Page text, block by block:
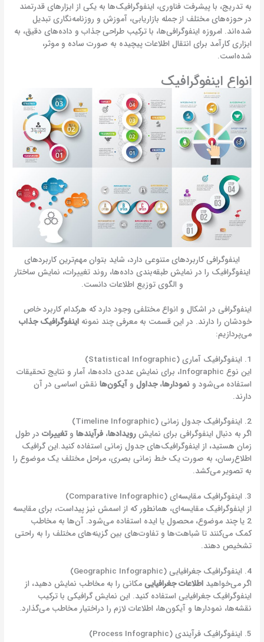
به تدریج، با پیشرفت فناوری، اینفوگرافیک‌ها به یکی از ابزارهای قدرتمند
در حوزه‌های مختلف از جمله بازاریابی، آموزش و روزنامه‌نگاری تبدیل
شده‌اند. امروزه اینفوگرافی‌ها، با ترکیب طراحی جذاب و داده‌های دقیق، به
ابزاری کارآمد برای انتقال اطلاعات پیچیده به صورت ساده و موثر،
شده‌است.
انواع اینفوگرافیک
اینفوگرافی کاربردهای متنوعی دارد، شاید بتوان مهم‌ترین کاربردهای
اینفوگرافیک را در نمایش طبقه‌بندی داده‌ها، روند تغییرات، نمایش ساختار
و الگوی توزیع اطلاعات دانست.
اینفوگرافی در اشکال و انواع مختلفی وجود دارد که هرکدام کاربرد خاص
خودشان را دارند. در این قسمت به معرفی چند نمونهاینفوگرافیک جذاب
می‌پردازیم:
1. اینفوگرافیک آماری (Statistical Infographic)
این نوع Infographic، برای نمایش عددی داده‌ها، آمار و نتایج تحقیقات
استفاده می‌شود ونمودارها،جداول وآیکون‌ها نقش اساسی در آن
دارند.
2. اینفوگرافیک جدول زمانی (Timeline Infographic)
اگر به دنبال اینفوگرافی برای نمایشرویدادها،فرآیندها وتغییرات در طول
زمان هستید، از اینفوگرافیک‌های جدول زمانی استفاده کنید.این گرافیک
اطلاع‌رسان، به صورت یک خط زمانی بصری، مراحل مختلف یک موضوع را
به تصویر می‌کشد.
3. اینفوگرافیک مقایسه‌ای (Comparative Infographic)
از اینفوگرافیک مقایسه‌ای، همانطور که از اسمش نیز پیداست، برای مقایسه
2 یا چند موضوع، محصول یا ایده استفاده می‌شود. آن‌ها به مخاطب
کمک می‌کنند تا شباهت‌ها و تفاوت‌های بین گزینه‌های مختلف را به راحتی
تشخیص دهند.
4. اینفوگرافیک جغرافیایی (Geographic Infographic)
اگر می‌خواهیداطلاعات جغرافیاییمکانی را به مخاطب نمایش دهید، از
اینفوگرافیک جغرافیایی استفاده کنید. این نمایش گرافیکی با ترکیب
نقشه‌ها، نمودارها و آیکون‌ها، اطلاعات لازم را دراختیار مخاطب می‌گذارد.
5. اینفوگرافیک فرآیندی (Process Infographic)